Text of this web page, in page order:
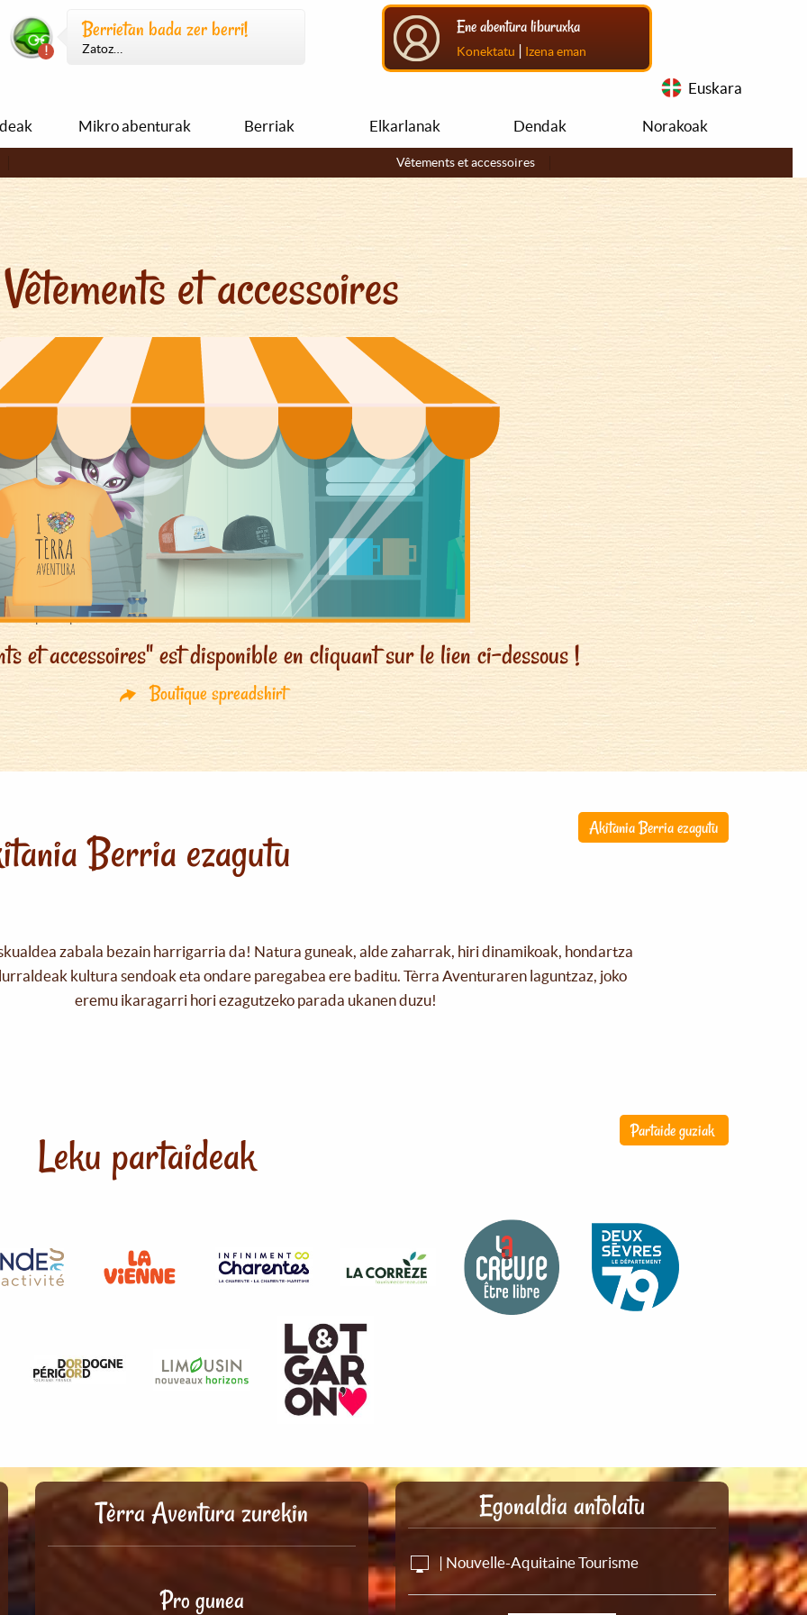
Berrietan bada zer berri!
Zatoz…
Ene abentura liburuxka
Konektatu | Izena eman
Euskara
Mikro abenturak Berriak Elkarlanak Dendak
Norakoak
Vêtements et accessoires
Vêtements et accessoires
et accessoires" est disponible en cliquant sur le lien ci-dessous !
Boutique spreadshirt
Akitania Berria ezagutu
Berria ezagutu
zabala bezain harrigarria da! Natura guneak, alde zaharrak, hiri dinamikoak, hondartza
kultura sendoak eta ondare paregabea ere baditu. Tèrra Aventuraren laguntzaz, joko
eremu ikaragarri hori ezagutzeko parada ukanen duzu!
Partaide guziak
Leku partaideak
Tèrra Aventura zurekin
Pro gunea
Egonaldia antolatu
| Nouvelle-Aquitaine Tourisme